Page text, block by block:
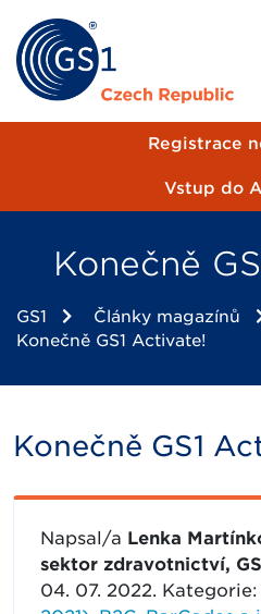
Registrace
Vstup do
Konečně
GS1 Články magazínů
Konečně GS1 Activate!
Konečně GS1
Napsal/a Lenka
sektor zdravotnictví,
04. 07. 2022. Kategorie: